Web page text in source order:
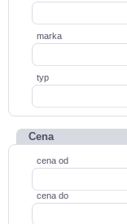
marka
typ
Cena
cena od
cena do